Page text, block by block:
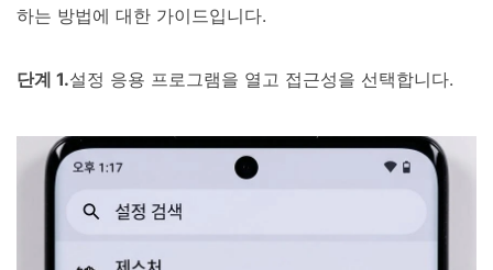
하는 방법에 대한 가이드입니다.
단계 1.설정 응용 프로그램을 열고 접근성을 선택합니다.